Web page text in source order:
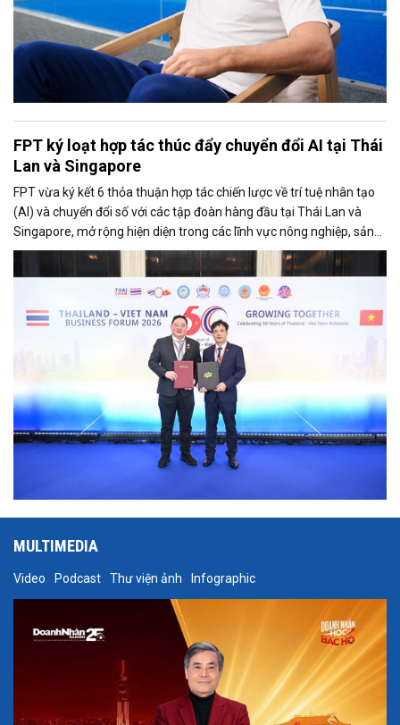
FPT ký loạt hợp tác thúc đẩy chuyển đổi AI tại Thái
Lan và Singapore
FPT vừa ký kết 6 thỏa thuận hợp tác chiến lược về trí tuệ nhân tạo
(AI) và chuyển đổi số với các tập đoàn hàng đầu tại Thái Lan và
Singapore, mở rộng hiện diện trong các lĩnh vực nông nghiệp, sản
xuất, tài chính, năng lượng, logistics và vận tải.
MULTIMEDIA
Video Podcast Thư viện ảnh Infographic